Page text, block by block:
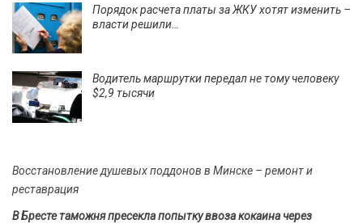
Порядок расчета платы за ЖКУ хотят изменить –
власти решили…
Водитель маршрутки передал не тому человеку
$2,9 тысячи
Восстановление душевых поддонов в Минске – ремонт и
реставрация
В Бресте таможня пресекла попытку ввоза кокаина через